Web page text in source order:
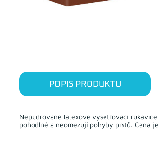
POPIS PRODUKTU
Nepudrované latexové vyšetřovací
pohodlné a neomezují pohyby prstů. Cena